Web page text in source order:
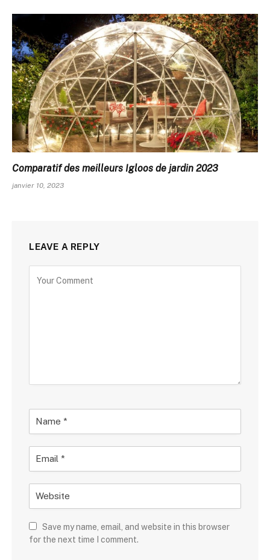
Comparatif des meilleurs Igloos de jardin 2023
janvier 10, 2023
LEAVE A REPLY
Save my name, email, and website in this browser
for the next time I comment.